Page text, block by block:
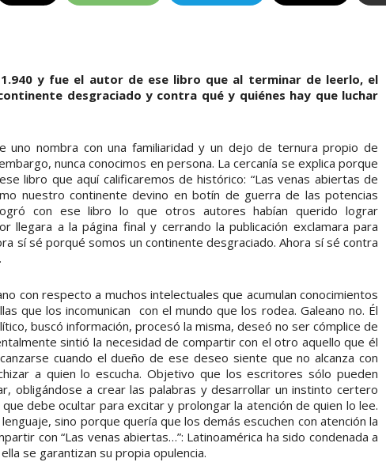
y fue el autor de ese libro que al terminar de leerlo, el
desgraciado y contra qué y quiénes hay que luchar
uno nombra con una familiaridad y un dejo de ternura propio de
nunca conocimos en persona. La cercanía se explica porque
libro que aquí calificaremos de histórico: “Las venas abiertas de
nuestro continente devino en botín de guerra de las potencias
con ese libro lo que otros autores habían querido lograr
llegara a la página final y cerrando la publicación exclamara para
sí sé porqué somos un continente desgraciado. Ahora sí sé contra
con respecto a muchos intelectuales que acumulan conocimientos
que los incomunican con el mundo que los rodea. Galeano no. Él
buscó información, procesó la misma, deseó no ser cómplice de
sintió la necesidad de compartir con el otro aquello que él
cuando el dueño de ese deseo siente que no alcanza con
a quien lo escucha. Objetivo que los escritores sólo pueden
obligándose a crear las palabras y desarrollar un instinto certero
debe ocultar para excitar y prolongar la atención de quien lo lee.
sino porque quería que los demás escuchen con atención la
con “Las venas abiertas…”: Latinoamérica ha sido condenada a
se garantizan su propia opulencia.